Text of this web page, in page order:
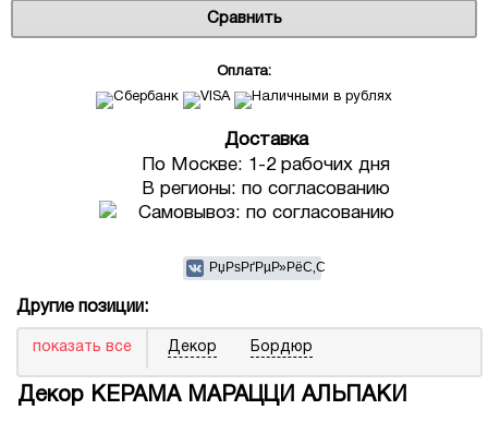
Сравнить
Оплата:
Доставка
По Москве: 1-2 рабочих дня
В регионы: по согласованию
Самовывоз: по согласованию
Другие позиции:
показать все Декор Бордюр
Декор КЕРАМА МАРАЦЦИ АЛЬПАКИ